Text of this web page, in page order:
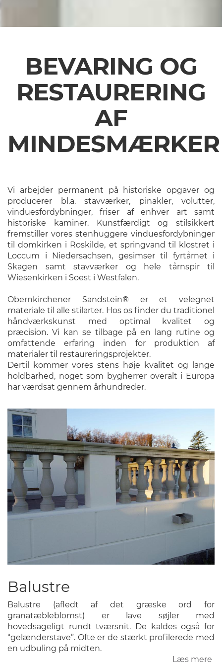
BEVARING OG
RESTAURERING
AF
MINDESMÆRKER
Vi arbejder permanent på historiske opgaver og
producerer bl.a. stavværker, pinakler, volutter,
vinduesfordybninger, friser af enhver art samt
historiske kaminer. Kunstfærdigt og stilsikkert
fremstiller vores stenhuggere vinduesfordybninger
til domkirken i Roskilde, et springvand til klostret i
Loccum i Niedersachsen, gesimser til fyrtårnet i
Skagen samt stavværker og hele tårnspir til
Wiesenkirken i Soest i Westfalen.
Obernkirchener Sandstein® er et velegnet
materiale til alle stilarter. Hos os finder du traditionel
håndværkskunst med optimal kvalitet og
præcision. Vi kan se tilbage på en lang rutine og
omfattende erfaring inden for produktion af
materialer til restaureringsprojekter.
Dertil kommer vores stens høje kvalitet og lange
holdbarhed, noget som bygherrer overalt i Europa
har værdsat gennem århundreder.
Balustre
Balustre (afledt af det græske ord for
granatæbleblomst) er lave søjler med
hovedsageligt rundt tværsnit. De kaldes også for
“gelænderstave”. Ofte er de stærkt profilerede med
en udbuling på midten.
Læs mere